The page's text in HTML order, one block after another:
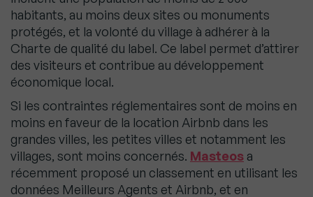
habitants, au moins deux sites ou monuments
protégés, et la volonté du village à adhérer à la
Charte de qualité du label. Ce label permet d’attirer
des visiteurs et contribue au développement
économique local.
Si les contraintes réglementaires sont de moins en
moins en faveur de la location Airbnb dans les
grandes villes, les petites villes et notamment les
villages, sont moins concernés. Masteos a
récemment proposé un classement en utilisant les
données Meilleurs Agents et Airbnb, et en